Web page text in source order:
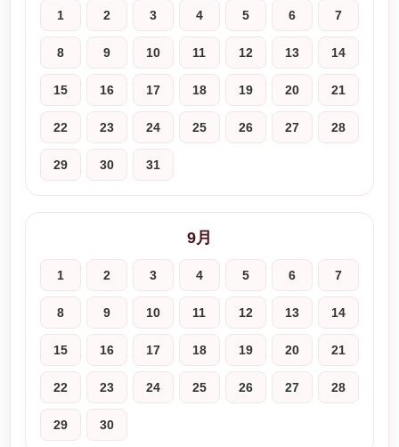
1 2 3 4 5 6 7
8 9 10 11 12 13 14
15 16 17 18 19 20 21
22 23 24 25 26 27 28
29 30 31
9月
1 2 3 4 5 6 7
8 9 10 11 12 13 14
15 16 17 18 19 20 21
22 23 24 25 26 27 28
29 30